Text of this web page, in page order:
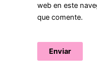
web en este
que comente.